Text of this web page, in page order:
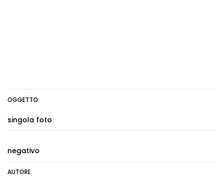
OGGETTO
singola foto
negativo
AUTORE